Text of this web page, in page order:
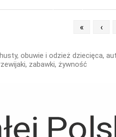
« ‹
obuwie i odzież dziecięca,
zabawki, żywność